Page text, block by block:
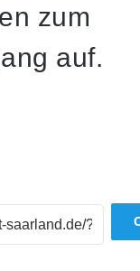
zum
auf.